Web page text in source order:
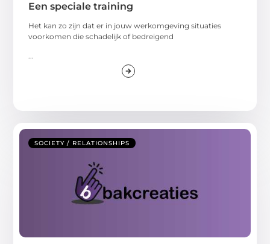
Een speciale training
Het kan zo zijn dat er in jouw werkomgeving situaties
voorkomen die schadelijk of bedreigend
...
SOCIETY / RELATIONSHIPS